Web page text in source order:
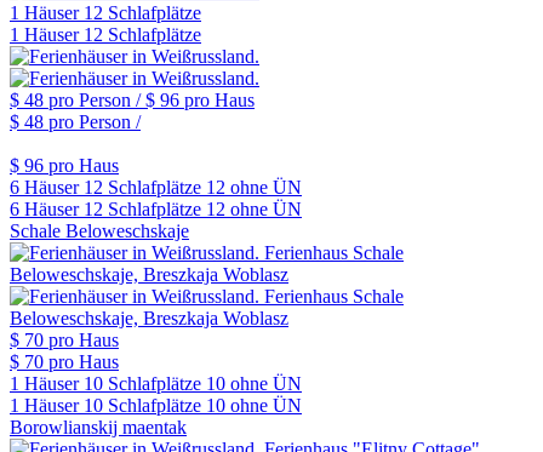
1 Häuser 12 Schlafplätze
1 Häuser 12 Schlafplätze
$ 48 pro Person /$ 96 pro Haus
$ 48 pro Person /
$ 96 pro Haus
6 Häuser 12 Schlafplätze 12 ohne ÜN
6 Häuser 12 Schlafplätze 12 ohne ÜN
Schale Beloweschskaje
$ 70 pro Haus
$ 70 pro Haus
1 Häuser 10 Schlafplätze 10 ohne ÜN
1 Häuser 10 Schlafplätze 10 ohne ÜN
Borowlianskij maentak